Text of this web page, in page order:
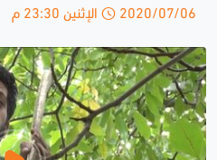
2020/07/06 الإثنين 23:30 م